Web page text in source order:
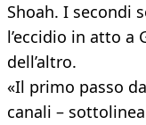
Shoah. I secondi
l’eccidio in atto a
dell’altro.
«Il primo passo
canali –